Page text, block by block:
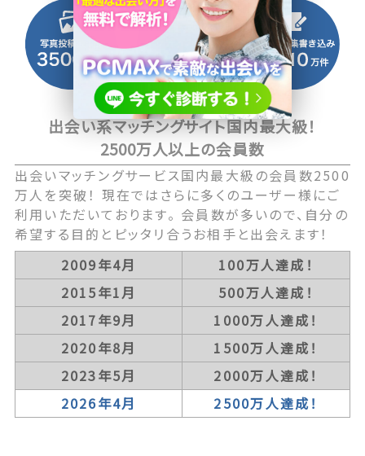
出会い系マッチングサイト国内最大級！
2500万人以上の会員数
出会いマッチングサービス国内最大級の会員数2500
万人を突破！ 現在ではさらに多くのユーザー様にご
利用いただいております。 会員数が多いので、自分の
希望する目的とピッタリ合うお相手と出会えます！
2009年4月
100万人達成！
2015年1月
500万人達成！
2017年9月
1000万人達成！
2020年8月
1500万人達成！
2023年5月
2000万人達成！
2026年4月
2500万人達成！